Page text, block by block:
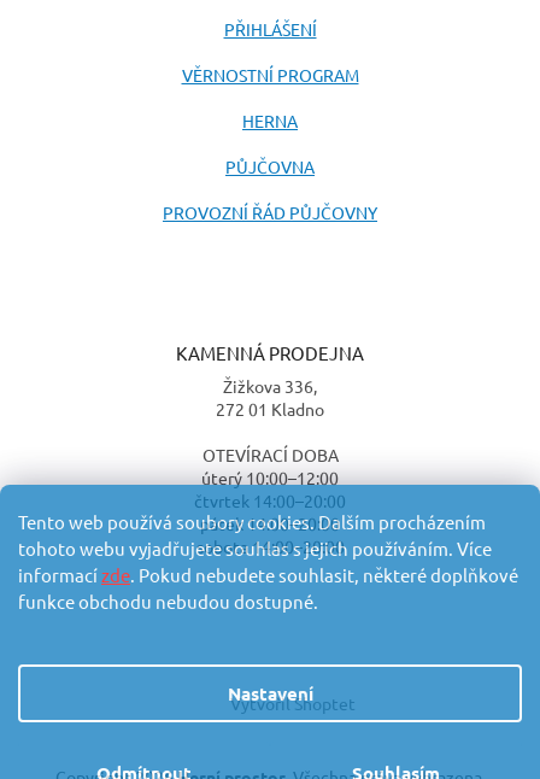
Tento web používá soubory cookies. Dalším procházením
tohoto webu vyjadřujete souhlas s jejich používáním. Více
informacízde. Pokud nebudete souhlasit, některé doplňkové
funkce obchodu nebudou dostupné.
Nastavení
Odmítnout Souhlasím
PŘIHLÁŠENÍ
VĚRNOSTNÍ PROGRAM
HERNA
PŮJČOVNA
PROVOZNÍ ŘÁD PŮJČOVNY
KAMENNÁ PRODEJNA
Žižkova 336,
272 01 Kladno
OTEVÍRACÍ DOBA
úterý 10:00–12:00
čtvrtek 14:00–20:00
pátek 14:00–20:00
sobota 14:00–20:00
Vytvořil Shoptet